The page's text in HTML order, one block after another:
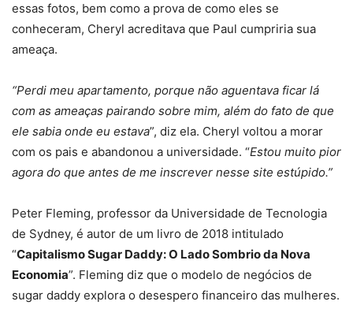
essas fotos, bem como a prova de como eles se
conheceram, Cheryl acreditava que Paul cumpriria sua
ameaça.
“Perdi meu apartamento, porque não aguentava ficar lá
com as ameaças pairando sobre mim, além do fato de que
ele sabia onde eu estava”, diz ela. Cheryl voltou a morar
com os pais e abandonou a universidade. “Estou muito pior
agora do que antes de me inscrever nesse site estúpido.”
Peter Fleming, professor da Universidade de Tecnologia
de Sydney, é autor de um livro de 2018 intitulado
“Capitalismo Sugar Daddy: O Lado Sombrio da Nova
Economia”. Fleming diz que o modelo de negócios de
sugar daddy explora o desespero financeiro das mulheres.